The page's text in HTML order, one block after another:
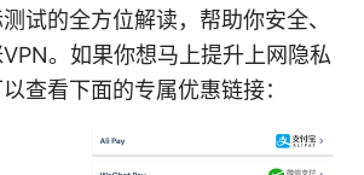
试的全方位解读，帮助你安全、
。如果你想马上提升上网隐私
查看下面的专属优惠链接：